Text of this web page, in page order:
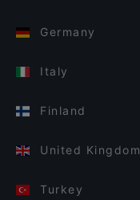
Germany
Italy
Finland
United Kingdom
Turkey